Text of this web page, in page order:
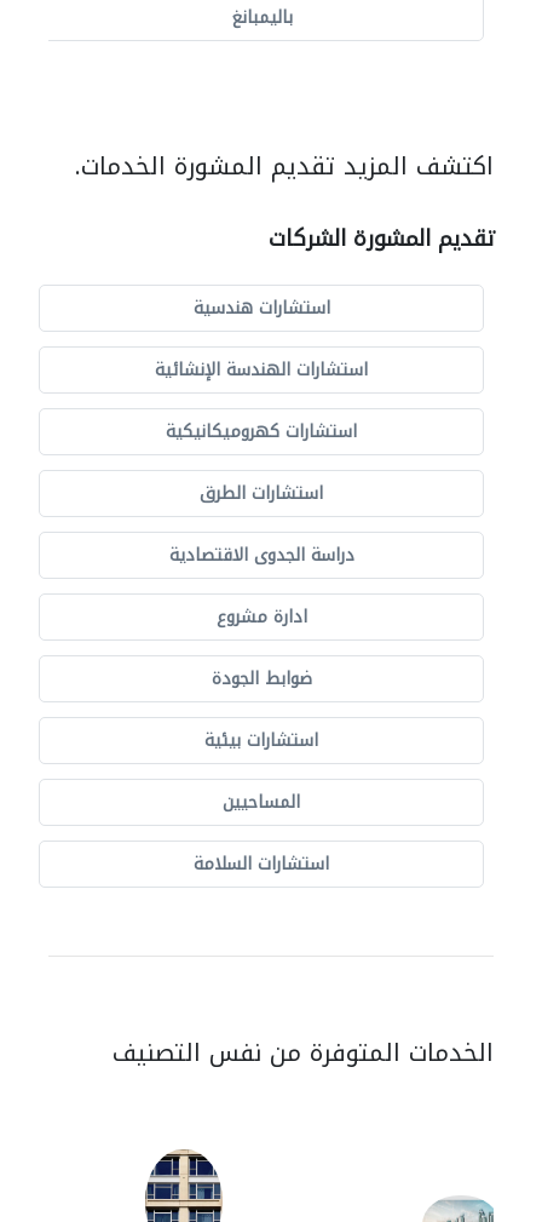
باليمبانغ
اكتشف المزيد تقديم المشورة الخدمات.
تقديم المشورة الشركات
استشارات هندسية
استشارات الهندسة الإنشائية
استشارات كهروميكانيكية
استشارات الطرق
دراسة الجدوى الاقتصادية
ادارة مشروع
ضوابط الجودة
استشارات بيئية
المساحيين
استشارات السلامة
الخدمات المتوفرة من نفس التصنيف